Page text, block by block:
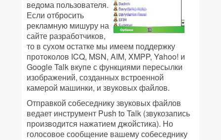
ведома пользователя.
Если отбросить
рекламную мишуру на
сайте разработчиков,
то в сухом остатке мы имеем поддержку
протоколов ICQ, MSN, AIM, XMPP, Yahoo! и
Google Talk вкупе с функциями пересылки
изображений, созданных встроенной
камерой машинки, и звуковых файлов.
Отправкой собеседнику звуковых файлов
ведает инструмент Push to Talk (звукозапись
производится нажатием джойстика). Но
голосовое сообщение вашему собеседнику